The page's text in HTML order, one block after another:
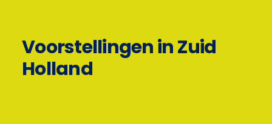
Voorstellingen in Zuid
Holland